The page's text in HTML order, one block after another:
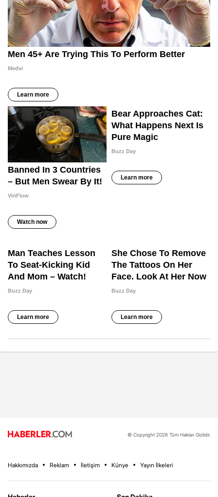
© Copyright 2026 Tüm Hakları Gizlidir.
Hakkımızda Reklam İletişim Künye Yayın İlkeleri